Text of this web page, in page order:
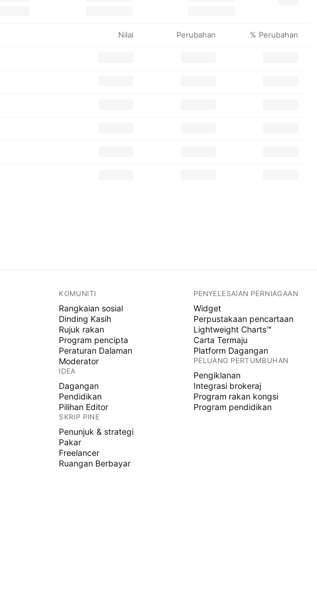
Nilai Perubahan % Perubahan
KOMUNITI
Rangkaian sosial
Dinding Kasih
Rujuk rakan
Program pencipta
Peraturan Dalaman
Moderator
IDEA
Dagangan
Pendidikan
Pilihan Editor
SKRIP PINE
Penunjuk & strategi
Pakar
Freelancer
Ruangan Berbayar
PENYELESAIAN PERNIAGAAN
Widget
Perpustakaan pencartaan
Lightweight Charts™
Carta Termaju
Platform Dagangan
PELUANG PERTUMBUHAN
Pengiklanan
Integrasi brokeraj
Program rakan kongsi
Program pendidikan